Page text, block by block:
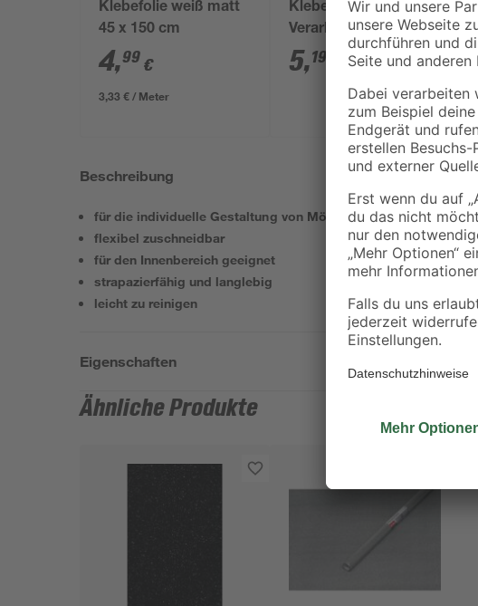
Klebefolie weiß matt
45 x 150 cm
4,99 €
3,33 € / Meter
Klebefolien-
Verarbeitungs-Set 2-
teilig
5,19
Beschreibung
für die individuelle Gestaltung von Möbeln und Flächen
flexibel zuschneidbar
für den Innenbereich geeignet
strapazierfähig und langlebig
leicht zu reinigen
Eigenschaften
Ähnliche Produkte